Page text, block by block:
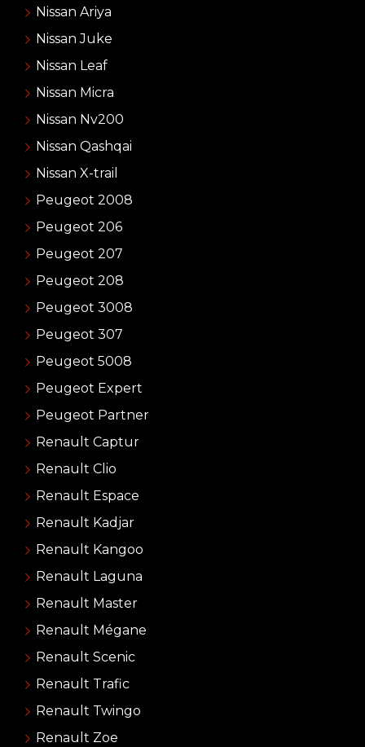
Nissan Ariya
Nissan Juke
Nissan Leaf
Nissan Micra
Nissan Nv200
Nissan Qashqai
Nissan X-trail
Peugeot 2008
Peugeot 206
Peugeot 207
Peugeot 208
Peugeot 3008
Peugeot 307
Peugeot 5008
Peugeot Expert
Peugeot Partner
Renault Captur
Renault Clio
Renault Espace
Renault Kadjar
Renault Kangoo
Renault Laguna
Renault Master
Renault Mégane
Renault Scenic
Renault Trafic
Renault Twingo
Renault Zoe